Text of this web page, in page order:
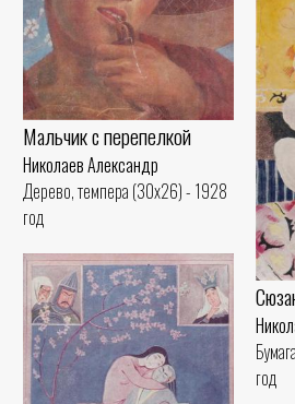
Мальчик с перепелкой
Николаев Александр
Дерево, темпера (30x26) - 1928
год
год